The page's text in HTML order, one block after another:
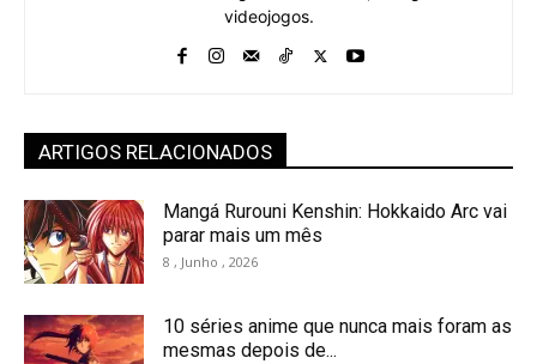
videojogos.
ARTIGOS RELACIONADOS
Mangá Rurouni Kenshin: Hokkaido Arc vai
parar mais um mês
8 , Junho , 2026
10 séries anime que nunca mais foram as
mesmas depois de...